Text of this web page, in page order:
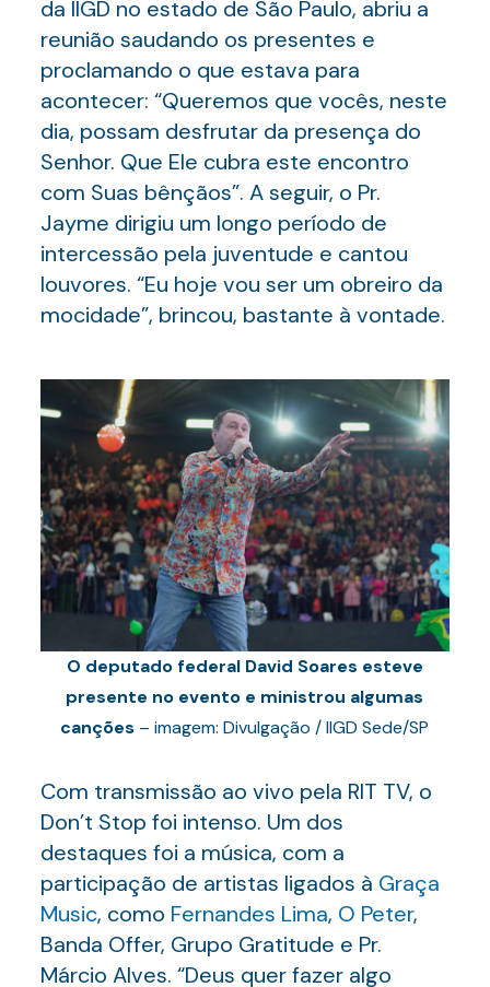
da IIGD no estado de São Paulo, abriu a
reunião saudando os presentes e
proclamando o que estava para
acontecer: “Queremos que vocês, neste
dia, possam desfrutar da presença do
Senhor. Que Ele cubra este encontro
com Suas bênçãos”. A seguir, o Pr.
Jayme dirigiu um longo período de
intercessão pela juventude e cantou
louvores. “Eu hoje vou ser um obreiro da
mocidade”, brincou, bastante à vontade.
O deputado federal David Soares esteve
presente no evento e ministrou algumas
canções – imagem: Divulgação / IIGD Sede/SP
Com transmissão ao vivo pela RIT TV, o
Don’t Stop foi intenso. Um dos
destaques foi a música, com a
participação de artistas ligados à Graça
Music, como Fernandes Lima, O Peter,
Banda Offer, Grupo Gratitude e Pr.
Márcio Alves. “Deus quer fazer algo